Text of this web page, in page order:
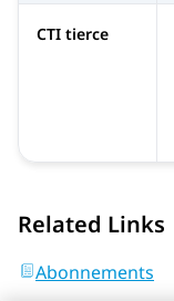
CTI tierce
Related Links
Abonnements